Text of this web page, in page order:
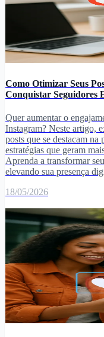
Como Otimizar Seus
Conquistar Seguidores
Quer aumentar o
Instagram? Neste artigo,
posts que se destacam
estratégias que geram
Aprenda a transformar
elevando sua presença
18/05/2026